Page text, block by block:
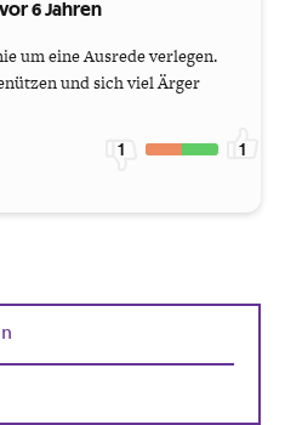
vor 6 Jahren
um eine Ausrede verlegen.
und sich viel Ärger
1 1